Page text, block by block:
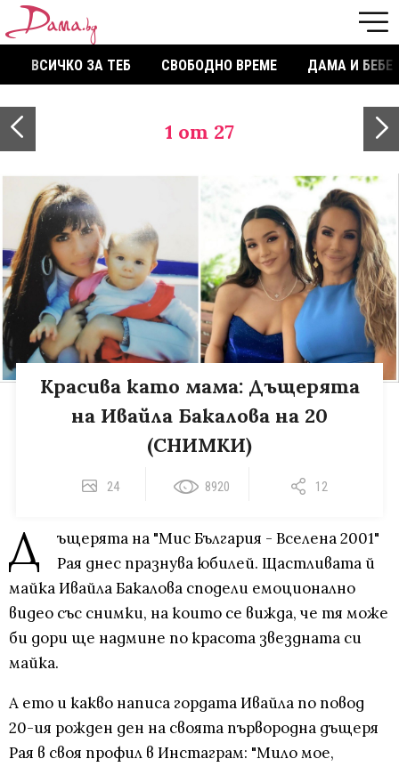
ВСИЧКО ЗА ТЕБ СВОБОДНО ВРЕМЕ ДАМА И БЕБЕ
1 от 27
Красива като мама: Дъщерята
на Ивайла Бакалова на 20
(СНИМКИ)
24 8920 12
Д
ъщерята на "Мис България - Вселена 2001"
Рая днес празнува юбилей. Щастливата й
майка Ивайла Бакалова сподели емоционално
видео със снимки, на които се вижда, че тя може
би дори ще надмине по красота звездната си
майка.
А ето и какво написа гордата Ивайла по повод
20-ия рожден ден на своята първородна дъщеря
Рая в своя профил в Инстаграм: "Мило мое,